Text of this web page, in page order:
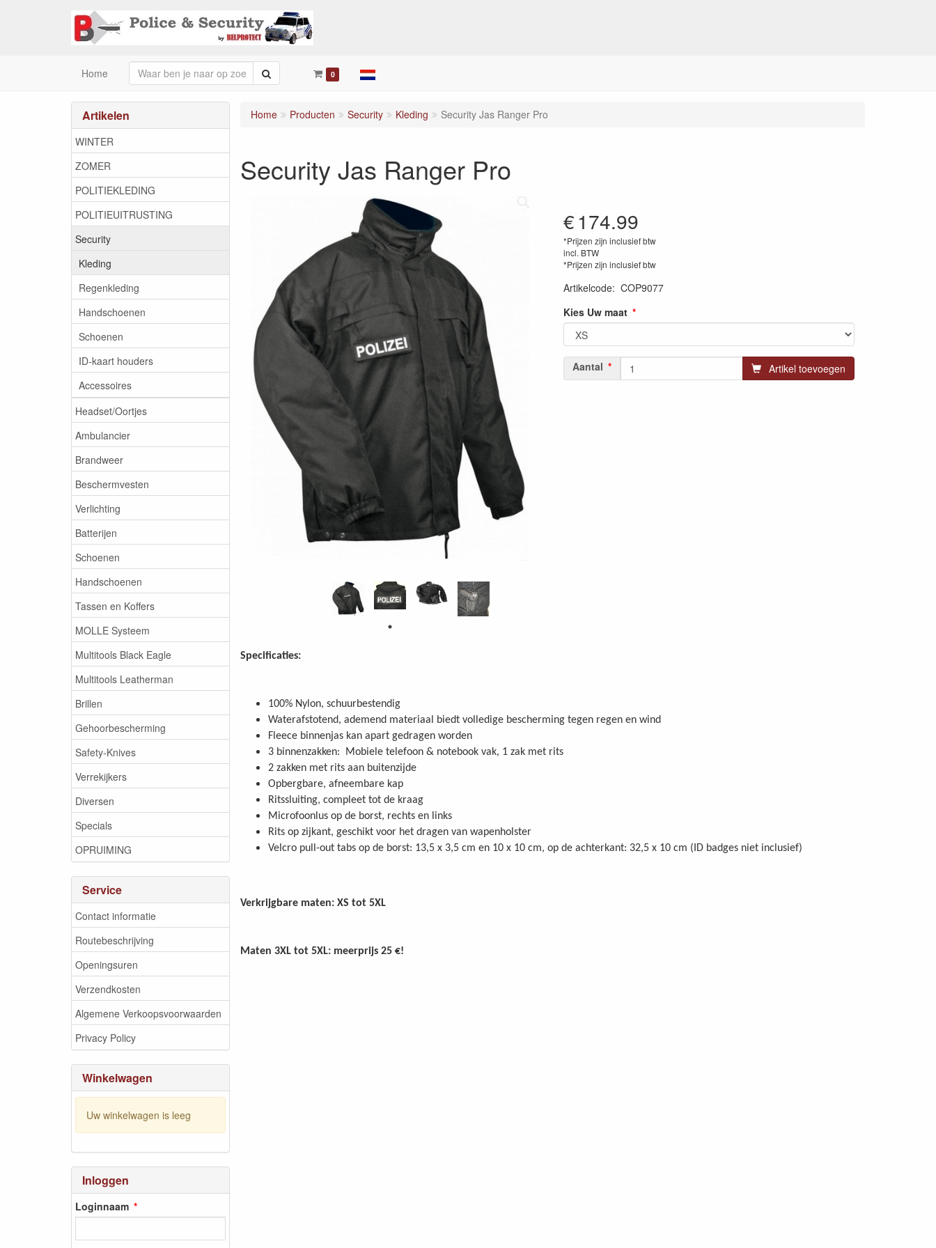
Home 0
Artikelen
WINTER
ZOMER
POLITIEKLEDING
POLITIEUITRUSTING
Security
Kleding
Regenkleding
Handschoenen
Schoenen
ID-kaart houders
Accessoires
Headset/Oortjes
Ambulancier
Brandweer
Beschermvesten
Verlichting
Batterijen
Schoenen
Handschoenen
Tassen en Koffers
MOLLE Systeem
Multitools Black Eagle
Multitools Leatherman
Brillen
Gehoorbescherming
Safety-Knives
Verrekijkers
Diversen
Specials
OPRUIMING
Service
Contact informatie
Routebeschrijving
Openingsuren
Verzendkosten
Algemene Verkoopsvoorwaarden
Privacy Policy
Winkelwagen
Uw winkelwagen is leeg
Inloggen
Loginnaam
Home Producten Security Kleding Security Jas Ranger Pro
Security Jas Ranger Pro
€174.99
*Prijzen zijn inclusief btw
incl. BTW
*Prijzen zijn inclusief btw
Artikelcode: COP9077
Kies Uw maat
Aantal Artikel toevoegen
Specificaties:
100% Nylon, schuurbestendig
Waterafstotend, ademend materiaal biedt volledige bescherming tegen regen en wind
Fleece binnenjas kan apart gedragen worden
3 binnenzakken: Mobiele telefoon & notebook vak, 1 zak met rits
2 zakken met rits aan buitenzijde
Opbergbare, afneembare kap
Ritssluiting, compleet tot de kraag
Microfoonlus op de borst, rechts en links
Rits op zijkant, geschikt voor het dragen van wapenholster
Velcro pull-out tabs op de borst: 13,5 x 3,5 cm en 10 x 10 cm, op de achterkant: 32,5 x 10 cm (ID badges niet inclusief)
Verkrijgbare maten: XS tot 5XL
Maten 3XL tot 5XL: meerprijs 25 €!